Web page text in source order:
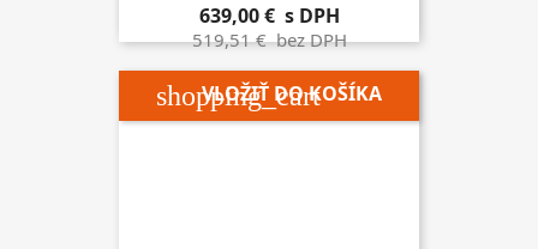
639,00 € s DPH
519,51 €bez DPH
shopping_cart
VLOŽIŤ DO KOŠÍKA